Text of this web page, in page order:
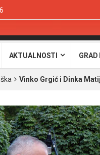
AKTUALNOSTI GRAD
Vinko Grgić i Dinka